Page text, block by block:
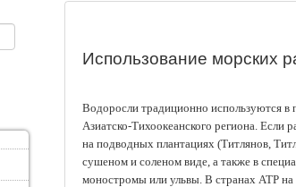
Использование морских
Водоросли традиционно используются
Азиатско-Тихоокеанского региона. Если
на подводных плантациях (Tитлянов,
сушеном и соленом виде, а также в
моностромы или ульвы. В странах АТР